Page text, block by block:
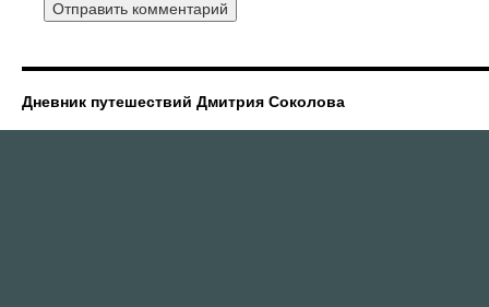
Дневник путешествий Дмитрия Соколова